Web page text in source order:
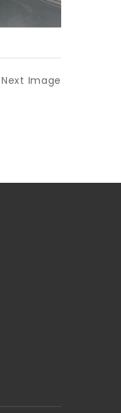
Next Image